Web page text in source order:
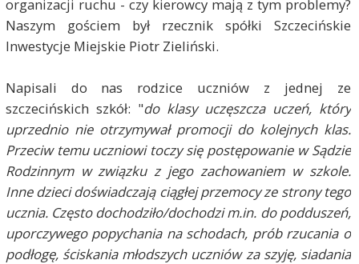
organizacji ruchu - czy kierowcy mają z tym problemy?
Naszym gościem był rzecznik spółki Szczecińskie
Inwestycje Miejskie Piotr Zieliński.
Napisali do nas rodzice uczniów z jednej ze
szczecińskich szkół: "do klasy uczęszcza uczeń, który
uprzednio nie otrzymywał promocji do kolejnych klas.
Przeciw temu uczniowi toczy się postępowanie w Sądzie
Rodzinnym w związku z jego zachowaniem w szkole.
Inne dzieci doświadczają ciągłej przemocy ze strony tego
ucznia. Często dochodziło/dochodzi m.in. do podduszeń,
uporczywego popychania na schodach, prób rzucania o
podłogę, ściskania młodszych uczniów za szyję, siadania